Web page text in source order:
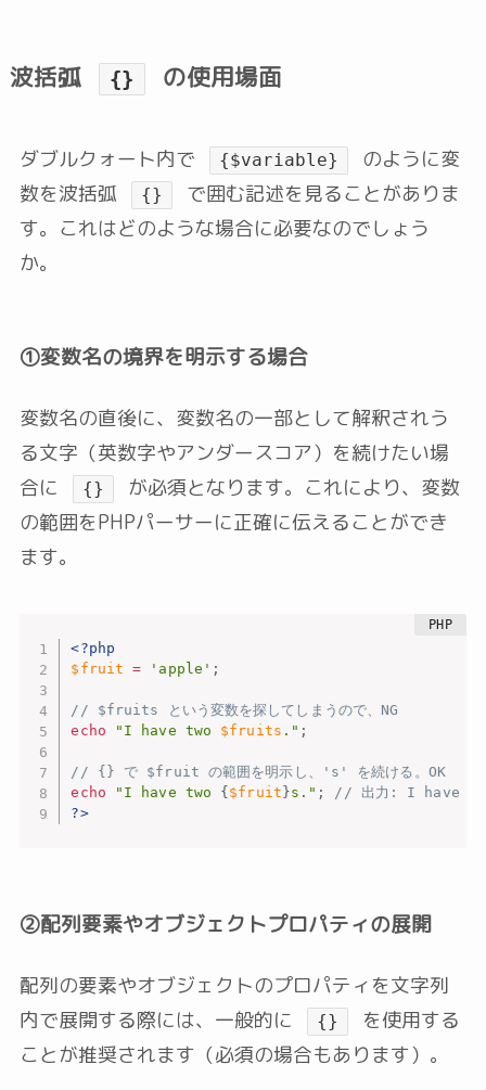
波括弧 {} の使用場面
ダブルクォート内で {$variable}
のように変
数を波括弧
{}
で囲む記述を見ることがありま
す。これはどのような場合に必要なのでしょう
か。
①変数名の境界を明示する場合
変数名の直後に、変数名の一部として解釈されう
る文字（英数字やアンダースコア）を続けたい場
合に
{}
が必須となります。これにより、変数
の範囲をPHPパーサーに正確に伝えることができ
ます。
<?php
$fruit
= 'apple' ;
// $fruits という変数を探してしまうので、NG
echo
"I have two $fruits ." ;
// {} で $fruit の範囲を明示し、's' を続ける。OK
echo
"I have two { $fruit }s." ;
// 出力: I have
?>
②配列要素やオブジェクトプロパティの展開
配列の要素やオブジェクトのプロパティを文字列
内で展開する際には、一般的に
{}
を使用する
ことが推奨されます（必須の場合もあります）。